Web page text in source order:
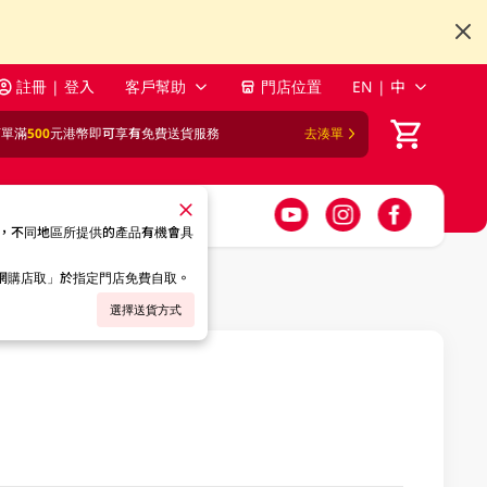
註冊 | 登入 客戶幫助 門店位置 EN | 中
滿500元港幣即可享有免費送貨服務 去湊單
不同地區所提供的產品有機會具
購店取」於指定門店免費自取。
選擇送貨方式